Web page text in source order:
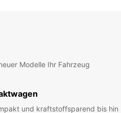
Modelle Ihr Fahrzeug
und kraftstoffsparend bis hin